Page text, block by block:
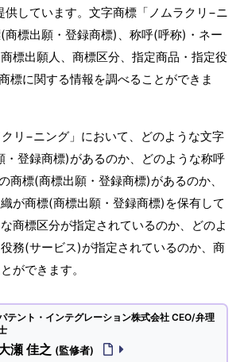
供しています。文字商標「ノムラクリ−ニ
商標出願・登録商標)、称呼(呼称)・ネー
標出願人、商標区分、指定商品・指定役
標に関する情報を調べることができま
リ−ニング」において、どのような文字
・登録商標)があるのか、どのような称呼
商標(商標出願・登録商標)があるのか、
が商標(商標出願・登録商標)を保有して
商標区分が指定されているのか、どのよ
務(サービス)が指定されているのか、商
ができます。
テント・インテグレーション株式会社 CEO/弁理
瀬 佳之 (監修者)